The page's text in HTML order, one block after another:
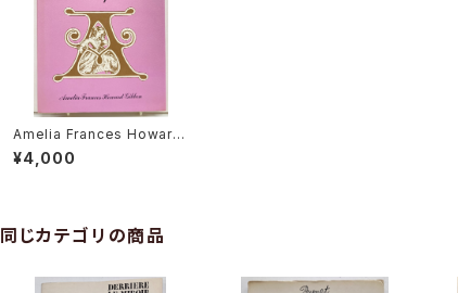
Amelia Frances Howard
Gibbon An Illustraled C
omic Aphabet 1967
¥4,000
同じカテゴリの商品